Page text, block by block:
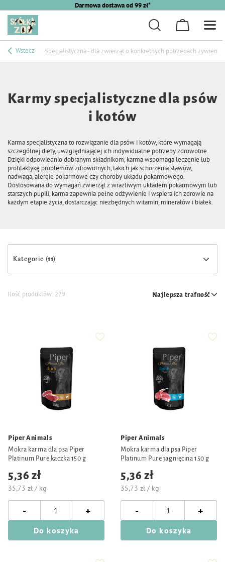
Darmowa dostawa od 99 zł*
Wstecz Specjalistyczna - dla zwierząt o konkretnych potrzebach
Karmy specjalistyczne dla psów
i kotów
Karma specjalistyczna to rozwiązanie dla psów i kotów, które wymagają
szczególnej diety, uwzględniającej ich indywidualne potrzeby zdrowotne.
Dzięki odpowiednio dobranym składnikom, karma wspomaga leczenie lub
profilaktykę problemów zdrowotnych, takich jak schorzenia stawów,
nadwaga, alergie pokarmowe czy choroby układu pokarmowego.
Dostosowana do wymagań zwierząt z wrażliwym układem pokarmowym lub
starszych pupili, karma zapewnia pełne odżywienie i wspiera ich zdrowie na
każdym etapie życia, dostarczając niezbędnych witamin, minerałów i białek.
Kategorie (11)
Ilość produktów: 279 Najlepsza trafność
Piper Animals
Mokra karma dla psa Piper
Platinum Pure kaczka 150 g
5,36 zł
35,73 zł / kg
- +
Do koszyka
Piper Animals
Mokra karma dla psa Piper
Platinum Pure jagnięcina 150 g
5,36 zł
35,73 zł / kg
- +
Do koszyka